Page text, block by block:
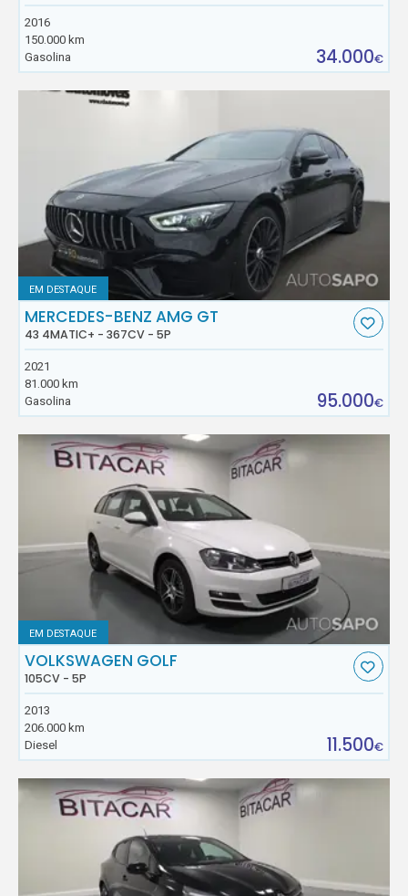
2016
150.000 km
Gasolina
34.000€
EM DESTAQUE
MERCEDES-BENZ AMG GT
43 4MATIC+ - 367CV - 5P
2021
81.000 km
Gasolina
95.000€
EM DESTAQUE
VOLKSWAGEN GOLF
105CV - 5P
2013
206.000 km
Diesel
11.500€